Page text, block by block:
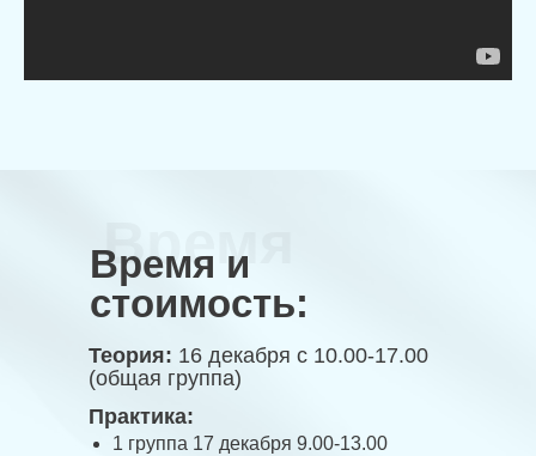
Время
Время и
стоимость:
Практика:
Теория: 16 декабря с 10.00-17.00
(общая группа)
1 группа 17 декабря 9.00-13.00